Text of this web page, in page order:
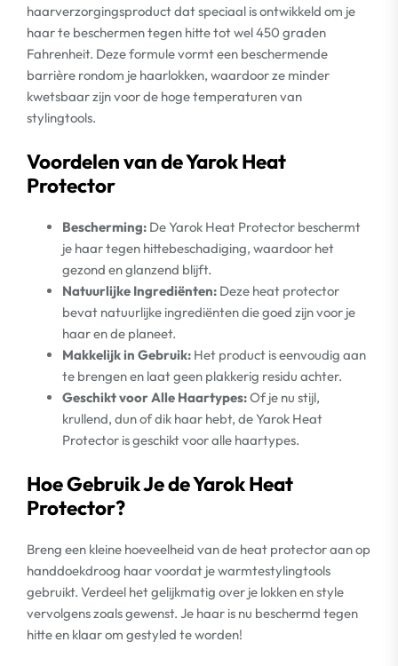
haarverzorgingsproduct dat speciaal is ontwikkeld om je
haar te beschermen tegen hitte tot wel 450 graden
Fahrenheit. Deze formule vormt een beschermende
barrière rondom je haarlokken, waardoor ze minder
kwetsbaar zijn voor de hoge temperaturen van
stylingtools.
Voordelen van de Yarok Heat
Protector
Bescherming: De Yarok Heat Protector beschermt
je haar tegen hittebeschadiging, waardoor het
gezond en glanzend blijft.
Natuurlijke Ingrediënten: Deze heat protector
bevat natuurlijke ingrediënten die goed zijn voor je
haar en de planeet.
Makkelijk in Gebruik: Het product is eenvoudig aan
te brengen en laat geen plakkerig residu achter.
Geschikt voor Alle Haartypes:Of je nu stijl,
krullend, dun of dik haar hebt, de Yarok Heat
Protector is geschikt voor alle haartypes.
Hoe Gebruik Je de Yarok Heat
Protector?
Breng een kleine hoeveelheid van de heat protector aan op
handdoekdroog haar voordat je warmtestylingtools
gebruikt. Verdeel het gelijkmatig over je lokken en style
vervolgens zoals gewenst. Je haar is nu beschermd tegen
hitte en klaar om gestyled te worden!